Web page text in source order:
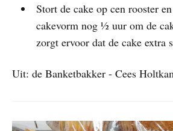
Stort de cake op cen rooster
cakevorm nog ½ uur om de
zorgt ervoor dat de cake extra
Uit: de Banketbakker - Cees